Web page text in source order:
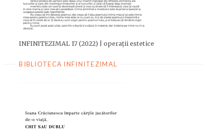
INFINITEZIMAL 17 (2022) | operații estetice
BIBLIOTECA INFINITEZIMAL